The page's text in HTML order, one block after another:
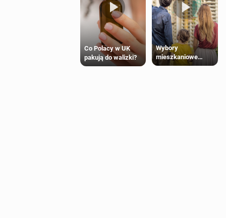
Co Polacy w UK
pakują do walizki?
Wybory
mieszkaniowe
Polaków 2025